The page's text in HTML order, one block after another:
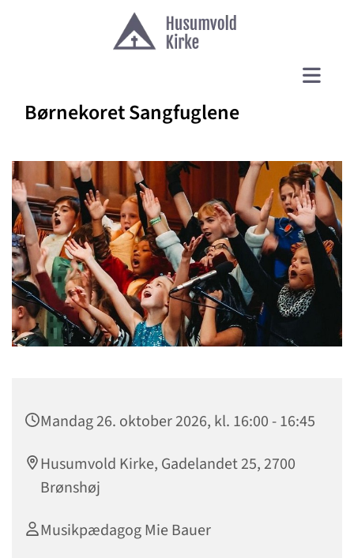
Børnekoret Sangfuglene
Mandag 26. oktober 2026, kl. 16:00 - 16:45
Husumvold Kirke, Gadelandet 25, 2700
Brønshøj
Musikpædagog Mie Bauer